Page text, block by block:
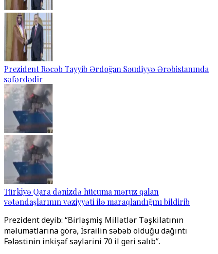
Prezident Rəcəb Tayyib Ərdoğan Səudiyyə Ərəbistanında
səfərdədir
Türkiyə Qara dənizdə hücuma məruz qalan
vətəndaşlarının vəziyyəti ilə maraqlandığını bildirib
Prezident deyib: “Birləşmiş Millətlər Təşkilatının
məlumatlarına görə, İsrailin səbəb olduğu dağıntı
Fələstinin inkişaf səylərini 70 il geri salıb”.